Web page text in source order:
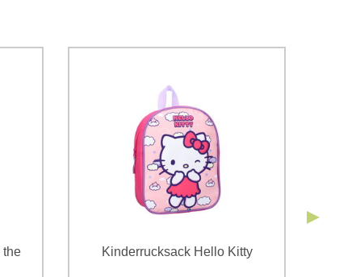
einverstanden. Ich habe
the
Kinderrucksack Hello Kitty